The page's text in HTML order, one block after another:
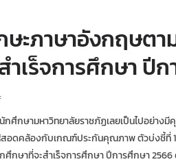
ภาษาอังกฤษตา
เร็จการศึกษา ปี
ศึกษามหาวิทยาลัยราชภัฏเลยเป็นไปอย่
สอดคล้องกับเกณฑ์ประกันคุณภาพ ตัวบ่งชี้ที่
ศึกษาที่จะสำเร็จการศึกษา ปีการศึกษา